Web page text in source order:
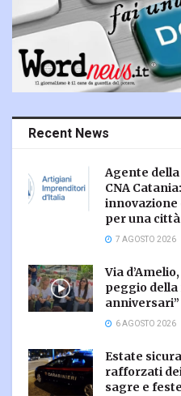
Recent News
Agente
CNA
innovazione
per una
7 AGOSTO 2026
Via
peggio
anniversari”
6 AGOSTO 2026
Estate
rafforzati
sagre e